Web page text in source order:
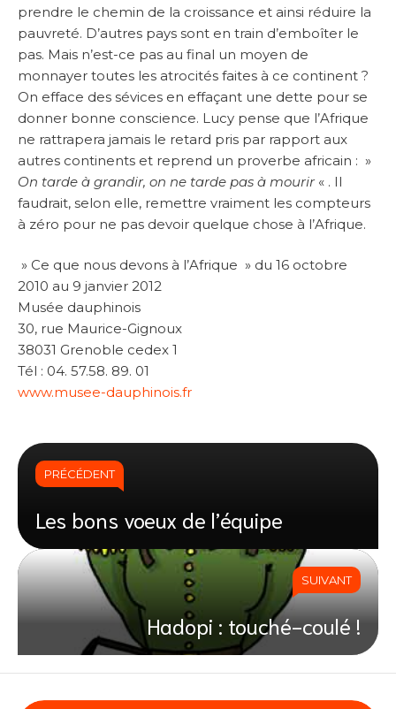
prendre le chemin de la croissance et ainsi réduire la
pauvreté. D’autres pays sont en train d’emboîter le
pas. Mais n’est-ce pas au final un moyen de
monnayer toutes les atrocités faites à ce continent ?
On efface des sévices en effaçant une dette pour se
donner bonne conscience. Lucy pense que l’Afrique
ne rattrapera jamais le retard pris par rapport aux
autres continents et reprend un proverbe africain : »
On tarde à grandir, on ne tarde pas à mourir« . Il
faudrait, selon elle, remettre vraiment les compteurs
à zéro pour ne pas devoir quelque chose à l’Afrique.
» Ce que nous devons à l’Afrique » du 16 octobre
2010 au 9 janvier 2012
Musée dauphinois
30, rue Maurice-Gignoux
38031 Grenoble cedex 1
Tél : 04. 57.58. 89. 01
www.musee-dauphinois.fr
PRÉCÉDENT
Les bons voeux de l’équipe
SUIVANT
Hadopi : touché-coulé !